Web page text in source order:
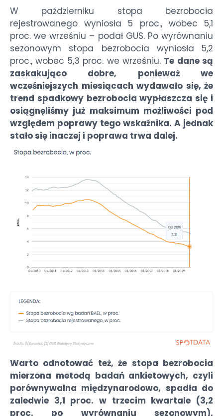
W październiku stopa bezrobocia
rejestrowanego wyniosła 5 proc., wobec 5,1
proc. we wrześniu – podał GUS. Po wyrównaniu
sezonowym stopa bezrobocia wyniosła 5,2
proc., wobec 5,3 proc. we wrześniu. Te dane są
zaskakująco dobre, ponieważ we
wcześniejszych miesiącach wydawało się, że
trend spadkowy bezrobocia wypłaszcza się i
osiągnęliśmy już maksimum możliwości pod
względem poprawy tego wskaźnika. A jednak
stało się inaczej i poprawa trwa dalej.
Warto odnotować też, że stopa bezrobocia
mierzona metodą badań ankietowych, czyli
porównywalna międzynarodowo, spadła do
zaledwie 3,1 proc. w trzecim kwartale (3,2
proc. po wyrównaniu sezonowym).